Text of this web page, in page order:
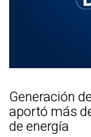
Generación
aportó más
de energía